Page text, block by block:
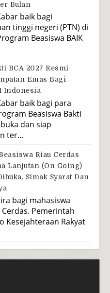
Bulan
baik bagi
tinggi negeri (PTN) di
Beasiswa BAIK
BCA 2027 Resmi
Emas Bagi
Indonesia
baik bagi para
Beasiswa Bakti
dan siap
ter...
Riau Cerdas
Lanjutan (On Going)
Simak Syarat Dan
bagi mahasiswa
Pemerintah
Kesejahteraan Rakyat